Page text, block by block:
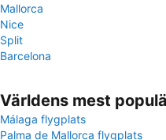
Mallorca
Nice
Split
Barcelona
Världens mest
Málaga flygplats
Palma de Mallorca flygplats